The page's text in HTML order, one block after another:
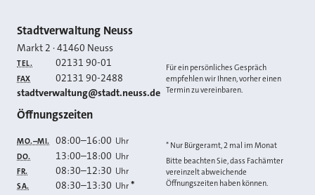
Kontakt
Stadtverwaltung Neuss
Markt 2 ·41460 Neuss
TEL. 02131 90-01
FAX 02131 90-2488
E-MAIL
stadtverwaltung@stadt.neuss.de
Für ein persönliches Gespräch
empfehlen wir Ihnen, vorher einen
Termin zu vereinbaren.
Öffnungszeiten
MO.–MI. 08:00–16:00 Uhr
DO. 13:00–18:00 Uhr
FR. 08:30–12:30 Uhr
SA. 08:30–13:30 Uhr *
* Nur Bürgeramt, 2 mal im Monat
Bitte beachten Sie, dass Fachämter
vereinzelt abweichende
Öffnungszeiten haben können.